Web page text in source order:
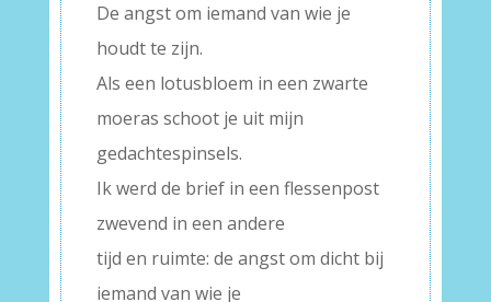
De angst om iemand van wie je
houdt te zijn.
Als een lotusbloem in een zwarte
moeras schoot je uit mijn
gedachtespinsels.
Ik werd de brief in een flessenpost
zwevend in een andere
tijd en ruimte: de angst om dicht bij
iemand van wie je